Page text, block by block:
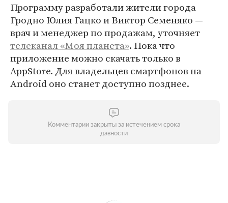
Программу разработали жители города
Гродно Юлия Гацко и Виктор Семеняко —
врач и менеджер по продажам, уточняет
телеканал «Моя планета». Пока что
приложение можно скачать только в
AppStore. Для владельцев смартфонов на
Android оно станет доступно позднее.
Комментарии закрыты за истечением срока
давности